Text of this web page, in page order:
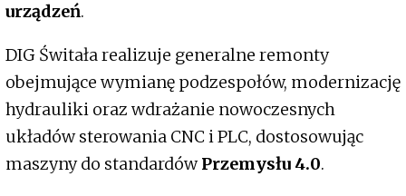
urządzeń.
DIG Świtała realizuje generalne remonty
obejmujące wymianę podzespołów, modernizację
hydrauliki oraz wdrażanie nowoczesnych
układów sterowania CNC i PLC, dostosowując
maszyny do standardówPrzemysłu 4.0.